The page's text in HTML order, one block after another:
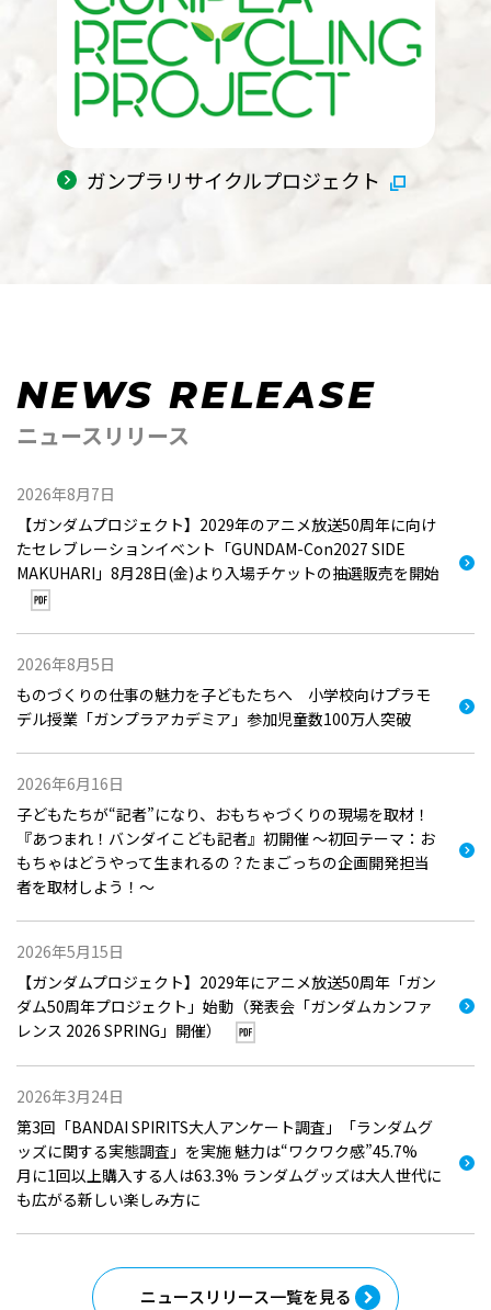
ガンプラリサイクルプロジェクト
NEWS RELEASE
ニュースリリース
2026年8月7日
【ガンダムプロジェクト】2029年のアニメ放送50周年に向け
たセレブレーションイベント「GUNDAM-Con2027 SIDE
MAKUHARI」8月28日(金)より入場チケットの抽選販売を開始
2026年8月5日
ものづくりの仕事の魅力を子どもたちへ 小学校向けプラモ
デル授業「ガンプラアカデミア」参加児童数100万人突破
2026年6月16日
子どもたちが“記者”になり、おもちゃづくりの現場を取材！
『あつまれ！バンダイこども記者』初開催 ～初回テーマ：お
もちゃはどうやって生まれるの？たまごっちの企画開発担当
者を取材しよう！～
2026年5月15日
【ガンダムプロジェクト】2029年にアニメ放送50周年「ガン
ダム50周年プロジェクト」始動（発表会「ガンダムカンファ
レンス 2026 SPRING」開催）
2026年3月24日
第3回「BANDAI SPIRITS大人アンケート調査」「ランダムグ
ッズに関する実態調査」を実施 魅力は“ワクワク感”45.7%
月に1回以上購入する人は63.3% ランダムグッズは大人世代に
も広がる新しい楽しみ方に
ニュースリリース一覧を見る